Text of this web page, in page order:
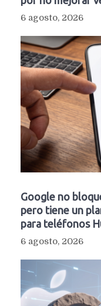
6 agosto, 2026
Google no
pero tiene un
para teléfonos
6 agosto, 2026